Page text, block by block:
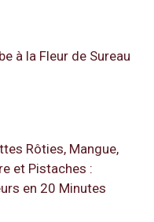
à la Fleur de Sureau
Rôties, Mangue,
et Pistaches :
en 20 Minutes